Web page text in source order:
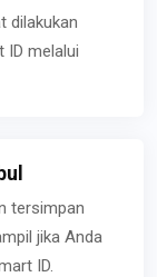
dilakukan
ID melalui
tersimpan
jika Anda
ID.